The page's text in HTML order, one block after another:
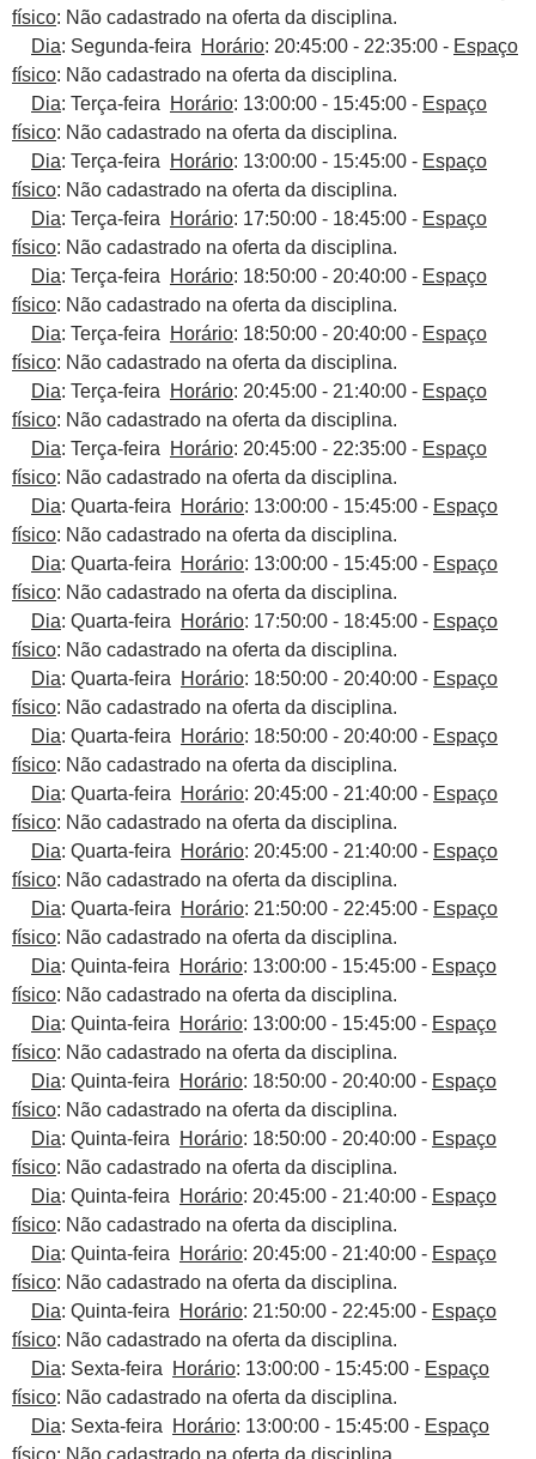
físico: Não cadastrado na oferta da disciplina.
Dia: Segunda-feira Horário: 20:45:00 - 22:35:00 - Espaço
físico: Não cadastrado na oferta da disciplina.
Dia: Terça-feira Horário: 13:00:00 - 15:45:00 - Espaço
físico: Não cadastrado na oferta da disciplina.
Dia: Terça-feira Horário: 13:00:00 - 15:45:00 - Espaço
físico: Não cadastrado na oferta da disciplina.
Dia: Terça-feira Horário: 17:50:00 - 18:45:00 - Espaço
físico: Não cadastrado na oferta da disciplina.
Dia: Terça-feira Horário: 18:50:00 - 20:40:00 - Espaço
físico: Não cadastrado na oferta da disciplina.
Dia: Terça-feira Horário: 18:50:00 - 20:40:00 - Espaço
físico: Não cadastrado na oferta da disciplina.
Dia: Terça-feira Horário: 20:45:00 - 21:40:00 - Espaço
físico: Não cadastrado na oferta da disciplina.
Dia: Terça-feira Horário: 20:45:00 - 22:35:00 - Espaço
físico: Não cadastrado na oferta da disciplina.
Dia: Quarta-feira Horário: 13:00:00 - 15:45:00 - Espaço
físico: Não cadastrado na oferta da disciplina.
Dia: Quarta-feira Horário: 13:00:00 - 15:45:00 - Espaço
físico: Não cadastrado na oferta da disciplina.
Dia: Quarta-feira Horário: 17:50:00 - 18:45:00 - Espaço
físico: Não cadastrado na oferta da disciplina.
Dia: Quarta-feira Horário: 18:50:00 - 20:40:00 - Espaço
físico: Não cadastrado na oferta da disciplina.
Dia: Quarta-feira Horário: 18:50:00 - 20:40:00 - Espaço
físico: Não cadastrado na oferta da disciplina.
Dia: Quarta-feira Horário: 20:45:00 - 21:40:00 - Espaço
físico: Não cadastrado na oferta da disciplina.
Dia: Quarta-feira Horário: 20:45:00 - 21:40:00 - Espaço
físico: Não cadastrado na oferta da disciplina.
Dia: Quarta-feira Horário: 21:50:00 - 22:45:00 - Espaço
físico: Não cadastrado na oferta da disciplina.
Dia: Quinta-feira Horário: 13:00:00 - 15:45:00 - Espaço
físico: Não cadastrado na oferta da disciplina.
Dia: Quinta-feira Horário: 13:00:00 - 15:45:00 - Espaço
físico: Não cadastrado na oferta da disciplina.
Dia: Quinta-feira Horário: 18:50:00 - 20:40:00 - Espaço
físico: Não cadastrado na oferta da disciplina.
Dia: Quinta-feira Horário: 18:50:00 - 20:40:00 - Espaço
físico: Não cadastrado na oferta da disciplina.
Dia: Quinta-feira Horário: 20:45:00 - 21:40:00 - Espaço
físico: Não cadastrado na oferta da disciplina.
Dia: Quinta-feira Horário: 20:45:00 - 21:40:00 - Espaço
físico: Não cadastrado na oferta da disciplina.
Dia: Quinta-feira Horário: 21:50:00 - 22:45:00 - Espaço
físico: Não cadastrado na oferta da disciplina.
Dia: Sexta-feira Horário: 13:00:00 - 15:45:00 - Espaço
físico: Não cadastrado na oferta da disciplina.
Dia: Sexta-feira Horário: 13:00:00 - 15:45:00 - Espaço
físico: Não cadastrado na oferta da disciplina.